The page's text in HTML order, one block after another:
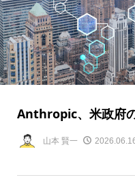
Anthropic、米政府
山本 賢一